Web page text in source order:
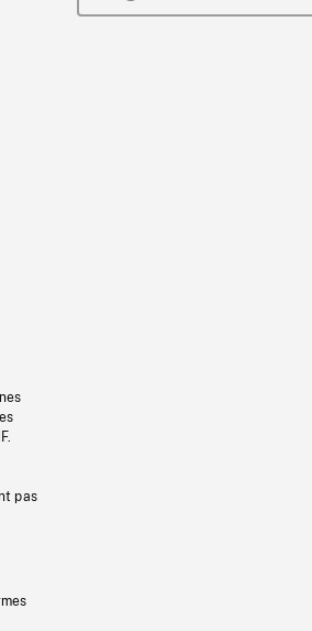
pas